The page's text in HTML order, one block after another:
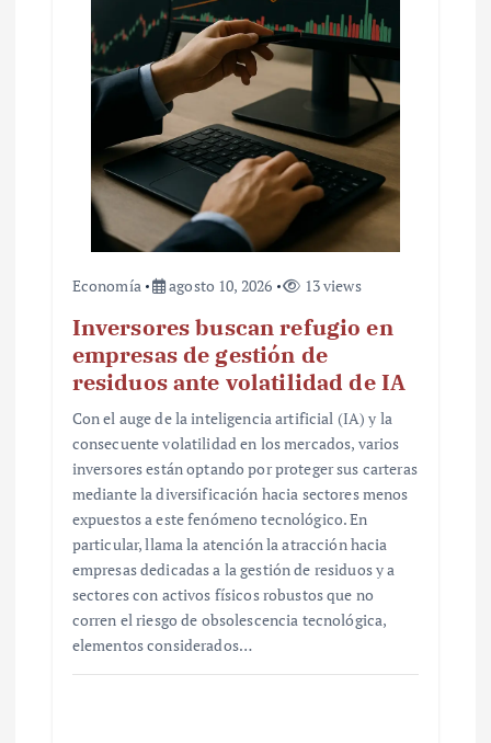
Economía agosto 10, 2026 13 views
Inversores buscan refugio en
empresas de gestión de
residuos ante volatilidad de IA
Con el auge de la inteligencia artificial (IA) y la
consecuente volatilidad en los mercados, varios
inversores están optando por proteger sus carteras
mediante la diversificación hacia sectores menos
expuestos a este fenómeno tecnológico. En
particular, llama la atención la atracción hacia
empresas dedicadas a la gestión de residuos y a
sectores con activos físicos robustos que no
corren el riesgo de obsolescencia tecnológica,
elementos considerados…